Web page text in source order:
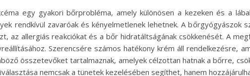
egy gyakori bőrprobléma, amely különösen a kezeken és a
rendkívül zavaróak és kényelmetlenek lehetnek. A bőrgyógyászok
az allergiás reakciókat és a bőr hidratáltságának csökkenését. A
Szerencsére számos hatékony krém áll rendelkezésre,
összetevőket tartalmaznak, amelyek célzottan hatnak a bőrre,
nemcsak a tünetek kezelésében segíthet, hanem